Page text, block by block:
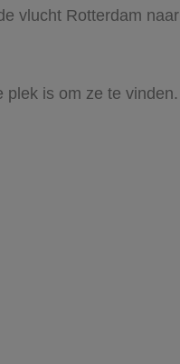
vlucht Rotterdam naar
is om ze te vinden.